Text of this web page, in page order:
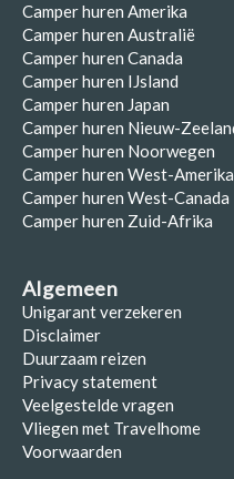
Camper huren Amerika
Camper huren Australië
Camper huren Canada
Camper huren IJsland
Camper huren Japan
Camper huren Nieuw-
Camper huren Noorwegen
Camper huren West-Amerika
Camper huren West-Canada
Camper huren Zuid-Afrika
Algemeen
Unigarant verzekeren
Disclaimer
Duurzaam reizen
Privacy statement
Veelgestelde vragen
Vliegen met Travelhome
Voorwaarden